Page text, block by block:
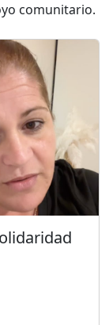
comunitario.